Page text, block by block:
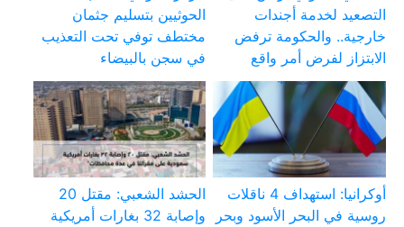
التصعيد لخدمة أجندات
خارجية.. والحكومة ترفض
الابتزاز لفرض أمر واقع
الحوثيين بتسليم جثمان
مختطف توفي تحت التعذيب
في سجن بالبيضاء
أوكرانيا: استهداف 4 ناقلات
روسية في البحر الأسود وبحر
الحشد الشعبي: مقتل 20
وإصابة 32 بغارات أمريكية